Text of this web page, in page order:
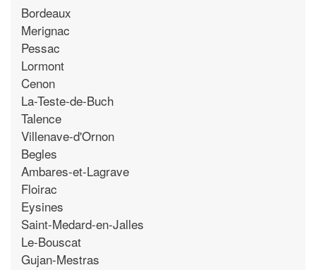
Bordeaux
Merignac
Pessac
Lormont
Cenon
La-Teste-de-Buch
Talence
Villenave-d'Ornon
Begles
Ambares-et-Lagrave
Floirac
Eysines
Saint-Medard-en-Jalles
Le-Bouscat
Gujan-Mestras